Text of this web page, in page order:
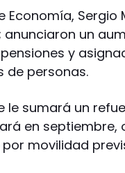
Economía,
anunciaron un
y
de personas.
le sumará un
en
movilidad